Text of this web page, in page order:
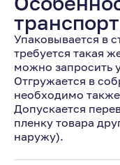
Упаковывается в
требуется такая
можно запросить
Отгружается в
необходимо
Допускается
пленку товара
наружу).